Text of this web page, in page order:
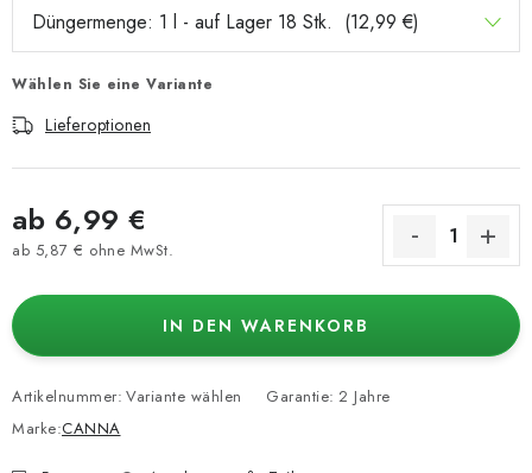
Wählen Sie eine Variante
Lieferoptionen
ab 6,99 €
ab 5,87 € ohne MwSt.
IN DEN WARENKORB
Artikelnummer: Variante wählen
Marke:CANNA
Garantie: 2 Jahre